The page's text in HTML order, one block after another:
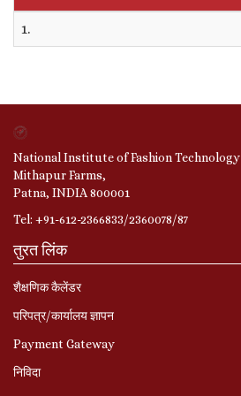
1.
National Institute of Fashion Technology
Mithapur Farms,
Patna, INDIA 800001
Tel: +91-612-2366833/2360078/87
तुरत लिंक
शैक्षणिक कैलेंडर
परिपत्र/कार्यालय ज्ञापन
Payment Gateway
निविदा